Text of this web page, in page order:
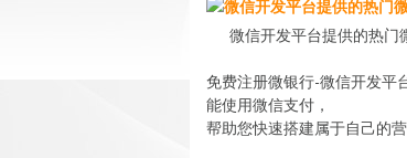
微信开发平台提供的热门
免费注册微银行-微信开发平
能使用微信支付，
帮助您快速搭建属于自己的